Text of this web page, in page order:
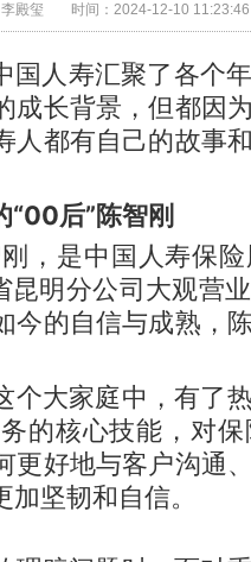
殿玺 时间：2024-12-10 11:23:46
国人寿汇聚了各个
成长背景，但都因
人都有自己的故事
“00后”陈智刚
，是中国人寿保
昆明分公司大观营
今的自信与成熟，
个大家庭中，有了
的核心技能，对
更好地与客户沟通
坚韧和自信。